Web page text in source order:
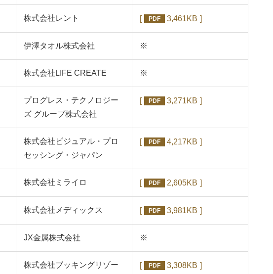
株式会社レント PDF 3,461KB
伊澤タオル株式会社 ※
株式会社LIFE CREATE ※
プログレス・テクノロジー
ズ グループ株式会社
PDF 3,271KB
株式会社ビジュアル・プロ
セッシング・ジャパン
PDF 4,217KB
株式会社ミライロ PDF 2,605KB
株式会社メディックス PDF 3,981KB
JX金属株式会社 ※
株式会社ブッキングリゾー
PDF 3,308KB